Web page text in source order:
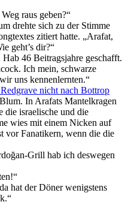
raus geben?“
drehte sich zu der Stimme
zitiert hatte. „Arafat,
geht’s dir?“
46 Beitragsjahre geschafft.
Ich mein, schwarze
uns kennenlernten.“
Redgrave nicht nach Bottrop
In Arafats Mantelkragen
die israelische und die
wies mit einem Nicken auf
vor Fanatikern, wenn die die
Grill hab ich deswegen
hat der Döner wenigstens